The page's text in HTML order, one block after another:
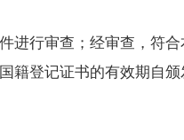
行审查；经审查，符
登记证书的有效期自颁